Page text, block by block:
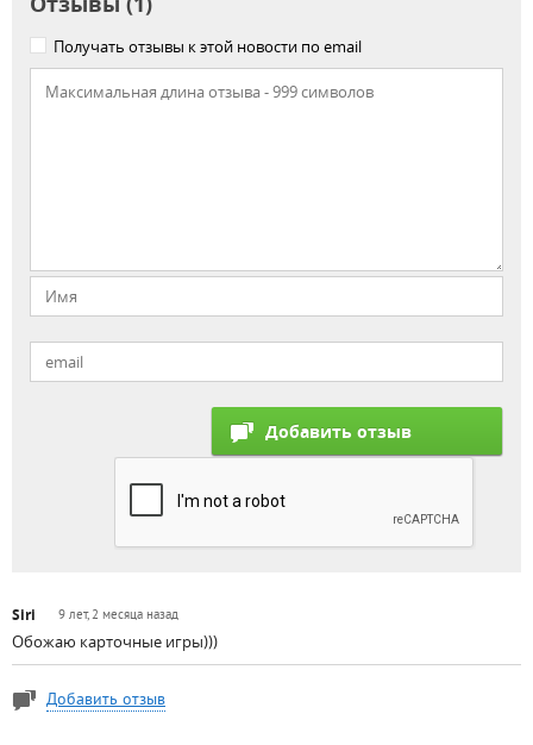
Получать отзывы к этой новости по email
Siri 9 лет, 2 месяца назад
Обожаю карточные игры)))
Добавить отзыв